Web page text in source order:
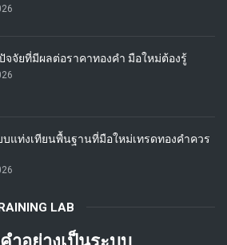
ปัจจัยที่มีผลต่อราคาทองคำ มือใหม่ต้องรู้
บแท่งเทียนพื้นฐานที่มือใหม่เทรดทองคำควร
LAB